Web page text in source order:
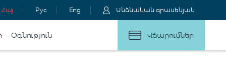
Հայ Рус Eng Անձնական գրասենյակ
Օգնություն Վճարումներ